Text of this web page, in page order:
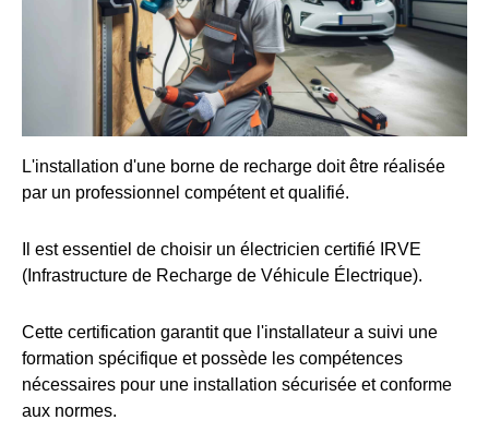
L'installation d'une borne de recharge doit être réalisée
par un professionnel compétent et qualifié.
Il est essentiel de choisir un électricien certifié IRVE
(Infrastructure de Recharge de Véhicule Électrique).
Cette certification garantit que l'installateur a suivi une
formation spécifique et possède les compétences
nécessaires pour une installation sécurisée et conforme
aux normes.